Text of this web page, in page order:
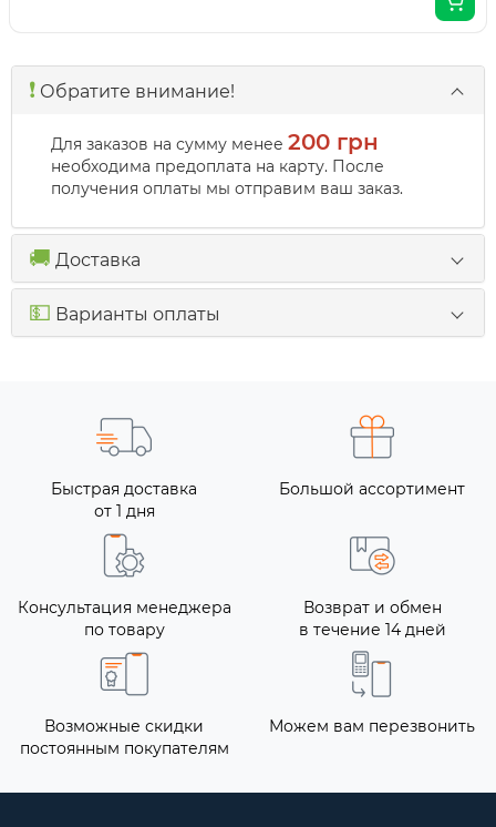
❗️ Обратите внимание!
Для заказов на сумму менее 200 грн
необходима предоплата на карту. После
получения оплаты мы отправим ваш заказ.
🚚 Доставка
💵 Варианты оплаты
Быстрая доставка
от 1 дня
Большой ассортимент
Консультация менеджера
по товару
Возврат и обмен
в течение 14 дней
Возможные скидки
постоянным покупателям
Можем вам перезвонить